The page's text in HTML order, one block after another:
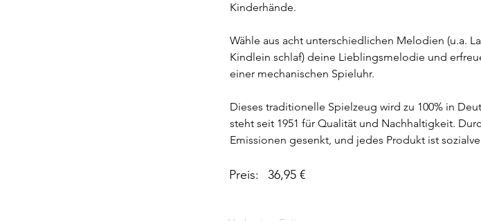
Kinderhände.
Wähle aus acht unterschiedlichen Melodien (u.a.
Kindlein schlaf) deine Lieblingsmelodie und
einer mechanischen Spieluhr.
Dieses traditionelle Spielzeug wird zu 100% in
steht seit 1951 für Qualität und Nachhaltigkeit.
Emissionen gesenkt, und jedes Produkt ist
Preis: 36,95 €